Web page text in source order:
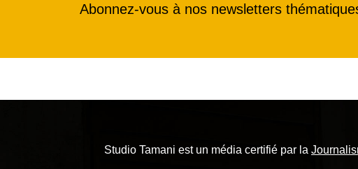
Abonnez-vous à nos newsletters
Studio Tamani est un média certifié par la